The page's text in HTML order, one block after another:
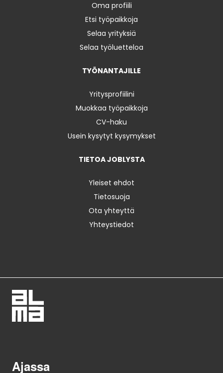
Oma profiili
Etsi työpaikkoja
Selaa yrityksiä
Selaa työluetteloa
TYÖNANTAJILLE
Yritysprofiilini
Muokkaa työpaikkoja
CV-haku
Usein kysytyt kysymykset
TIETOA JOBLYSTA
Yleiset ehdot
Tietosuoja
Ota yhteyttä
Yhteystiedot